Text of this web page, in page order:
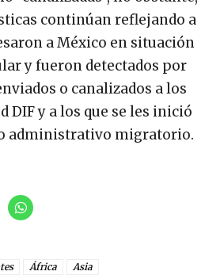
continúan reflejando a
a México en situación
y fueron detectados por
o canalizados a los
DIF y a los que se les inició
administrativo migratorio.
África
Asia